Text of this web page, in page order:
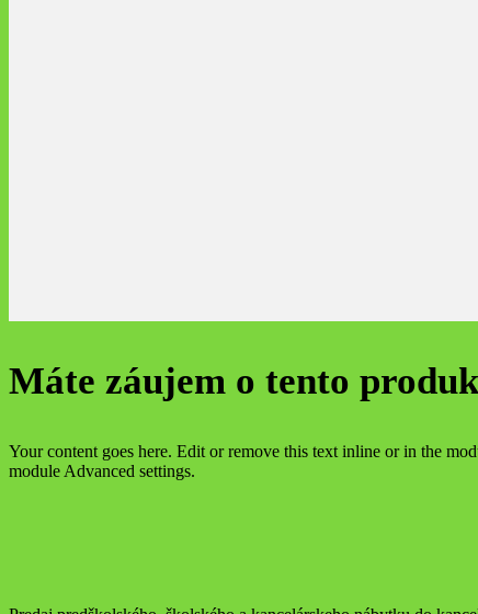
Máte záujem o tento
Your content goes here. Edit or remove this text inline or in the
module Advanced settings.